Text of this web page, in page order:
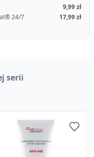
9,99 zł
24/7
17,99 zł
serii